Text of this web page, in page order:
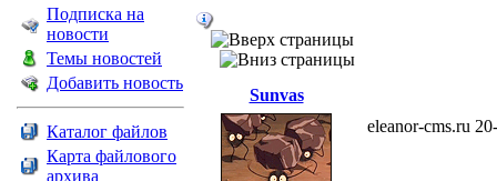
Подписка на
новости
Темы новостей
Добавить новость
Каталог файлов
Карта файлового
архива
Sunvas
eleanor-cms.ru